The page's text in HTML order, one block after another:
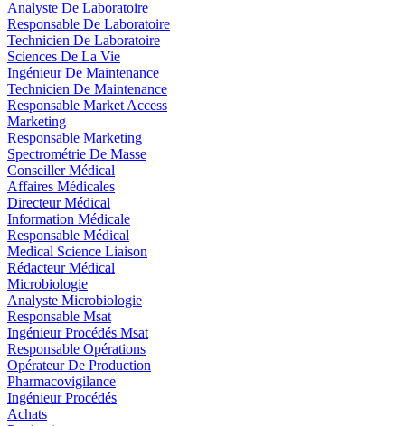
Analyste De Laboratoire
Responsable De Laboratoire
Technicien De Laboratoire
Sciences De La Vie
Ingénieur De Maintenance
Technicien De Maintenance
Responsable Market Access
Marketing
Responsable Marketing
Spectrométrie De Masse
Conseiller Médical
Affaires Médicales
Directeur Médical
Information Médicale
Responsable Médical
Medical Science Liaison
Rédacteur Médical
Microbiologie
Analyste Microbiologie
Responsable Msat
Ingénieur Procédés Msat
Responsable Opérations
Opérateur De Production
Pharmacovigilance
Ingénieur Procédés
Achats